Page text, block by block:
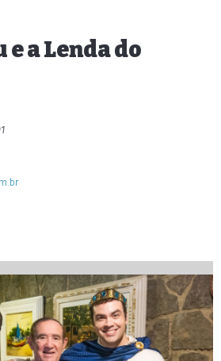
e a Lenda do